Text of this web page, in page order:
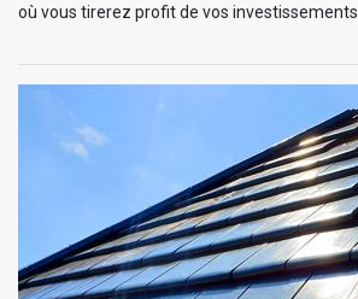
où vous tirerez profit de vos investissements.